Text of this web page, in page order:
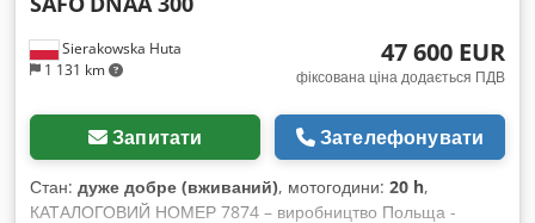
Sierakowska Huta
1 131 km
47 600 EUR
фіксована ціна додається ПДВ
Запитати Зателефонувати
Стан: дуже добре (вживаний), мотогодини: 20 h,
КАТАЛОГОВИЙ НОМЕР 7874 – виробництво Польща -